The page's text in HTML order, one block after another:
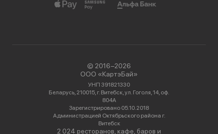
© 2016−2026
ООО «КартэБай»
УНП 391821330
Беларусь, 210015, г. Витебск, ул. Гоголя, 14, оф.
804А
Зарегистрировано 05.10.2018
Администрацией Октябрьского района г.
Витебск
2 024 ресторанов, кафе, баров и